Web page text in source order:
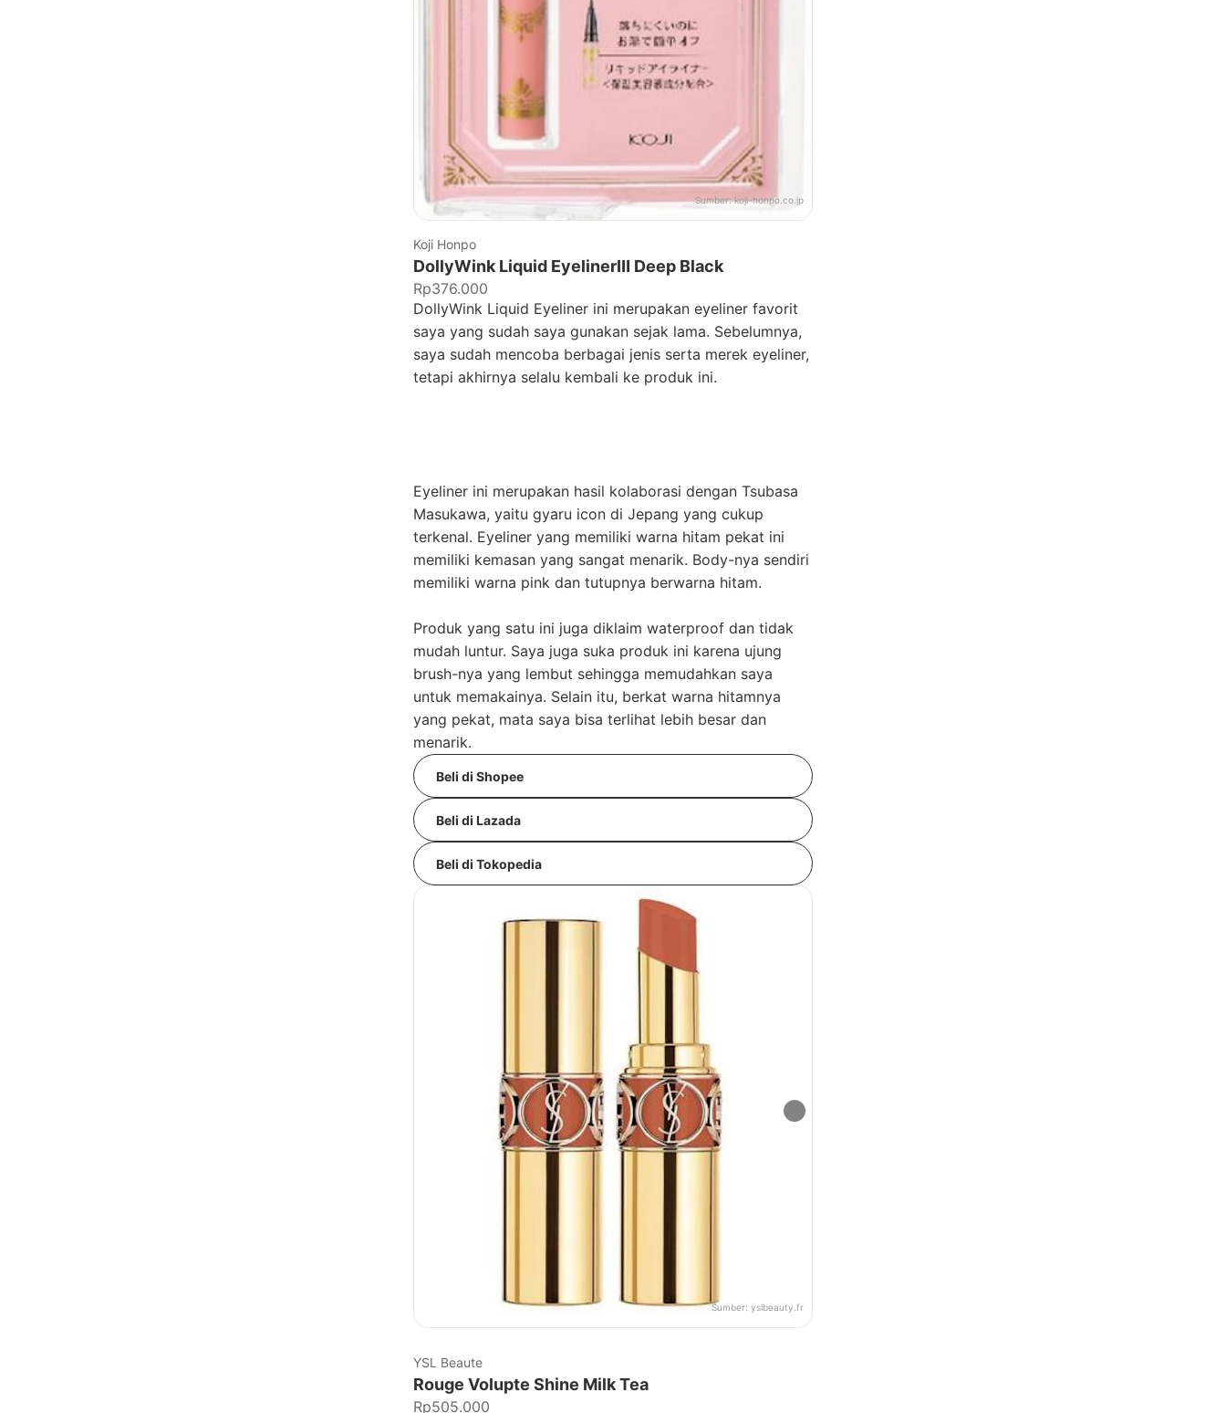
Sumber:koji-honpo.co.jp
Koji Honpo
DollyWink Liquid EyelinerⅢ Deep Black
Rp376.000
DollyWink Liquid Eyeliner ini merupakan eyeliner favorit
saya yang sudah saya gunakan sejak lama. Sebelumnya,
saya sudah mencoba berbagai jenis serta merek eyeliner,
tetapi akhirnya selalu kembali ke produk ini.
Eyeliner ini merupakan hasil kolaborasi dengan Tsubasa
Masukawa, yaitu gyaru icon di Jepang yang cukup
terkenal. Eyeliner yang memiliki warna hitam pekat ini
memiliki kemasan yang sangat menarik. Body-nya sendiri
memiliki warna pink dan tutupnya berwarna hitam.
Produk yang satu ini juga diklaim waterproof dan tidak
mudah luntur. Saya juga suka produk ini karena ujung
brush-nya yang lembut sehingga memudahkan saya
untuk memakainya. Selain itu, berkat warna hitamnya
yang pekat, mata saya bisa terlihat lebih besar dan
menarik.
Beli di Shopee
Beli di Lazada
Beli di Tokopedia
Sumber: yslbeauty.fr
YSL Beaute
Rouge Volupte Shine Milk Tea
Rp505.000